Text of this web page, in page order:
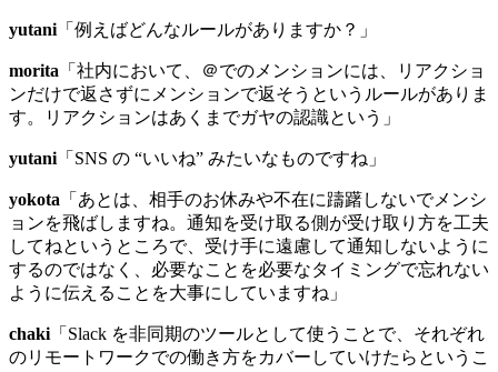
yutani 「例えばどんなルールがありますか？」
morita 「社内において、＠でのメンションには、リアクショ
ンだけで返さずにメンションで返そうというルールがありま
す。リアクションはあくまでガヤの認識という」
yutani 「SNS の “いいね” みたいなものですね」
yokota 「あとは、相手のお休みや不在に躊躇しないでメンシ
ョンを飛ばしますね。通知を受け取る側が受け取り方を工夫
してねというところで、受け手に遠慮して通知しないように
するのではなく、必要なことを必要なタイミングで忘れない
ように伝えることを大事にしていますね」
chaki 「Slack を非同期のツールとして使うことで、それぞれ
のリモートワークでの働き方をカバーしていけたらというこ